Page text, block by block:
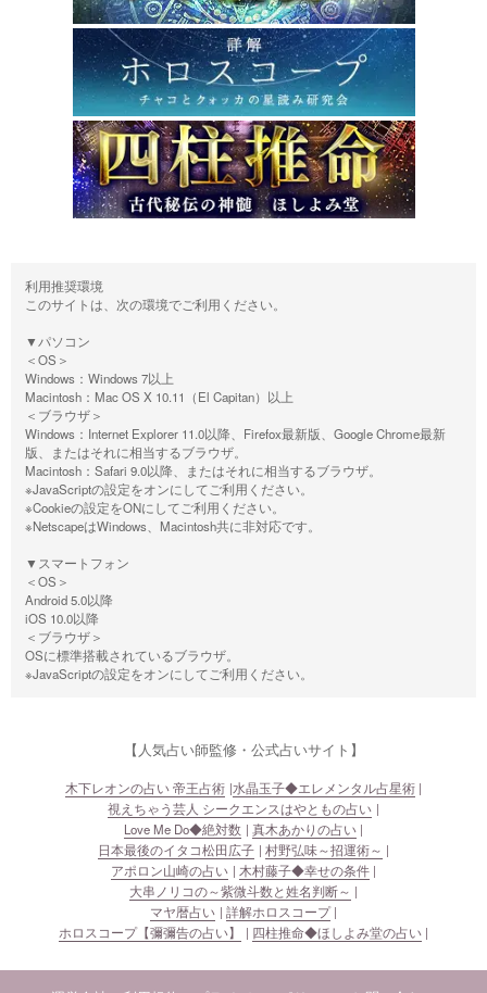
利用推奨環境
このサイトは、次の環境でご利用ください。
▼パソコン
＜OS＞
Windows：Windows 7以上
Macintosh：Mac OS X 10.11（El Capitan）以上
＜ブラウザ＞
Windows：Internet Explorer 11.0以降、Firefox最新版、Google Chrome最新
版、またはそれに相当するブラウザ。
Macintosh：Safari 9.0以降、またはそれに相当するブラウザ。
※JavaScriptの設定をオンにしてご利用ください。
※Cookieの設定をONにしてご利用ください。
※NetscapeはWindows、Macintosh共に非対応です。
▼スマートフォン
＜OS＞
Android 5.0以降
iOS 10.0以降
＜ブラウザ＞
OSに標準搭載されているブラウザ。
※JavaScriptの設定をオンにしてご利用ください。
【人気占い師監修・公式占いサイト】
木下レオンの占い 帝王占術 水晶玉子◆エレメンタル占星術
視えちゃう芸人 シークエンスはやともの占い
Love Me Do◆絶対数
真木あかりの占い
日本最後のイタコ松田広子
村野弘味～招運術～
アポロン山崎の占い
木村藤子◆幸せの条件
大串ノリコの～紫微斗数と姓名判断～
マヤ暦占い
詳解ホロスコープ
ホロスコープ【彌彌告の占い】
四柱推命◆ほしよみ堂の占い